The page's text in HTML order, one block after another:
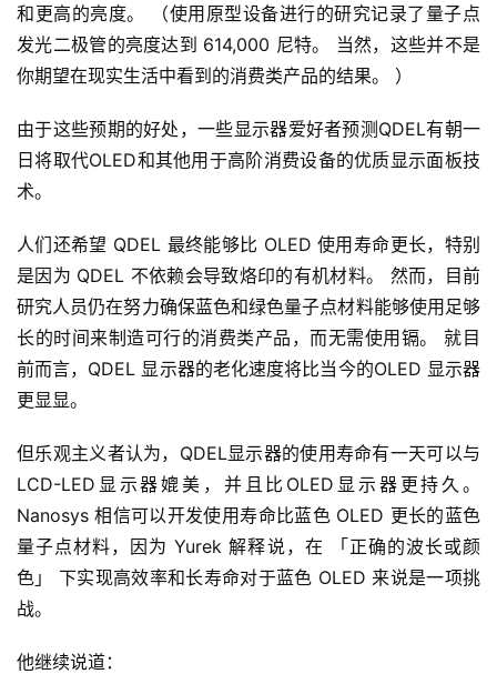
和更高的亮度。 （使用原型设备进行的研究记录了量子点
发光二极管的亮度达到 614,000 尼特。 当然，这些并不是
你期望在现实生活中看到的消费类产品的结果。 ）
由于这些预期的好处，一些显示器爱好者预测QDEL有朝一
日将取代OLED和其他用于高阶消费设备的优质显示面板技
术。
人们还希望 QDEL 最终能够比 OLED 使用寿命更长，特别
是因为 QDEL 不依赖会导致烙印的有机材料。 然而，目前
研究人员仍在努力确保蓝色和绿色量子点材料能够使用足够
长的时间来制造可行的消费类产品，而无需使用镉。 就目
前而言，QDEL 显示器的老化速度将比当今的OLED 显示器
更显显。
但乐观主义者认为，QDEL显示器的使用寿命有一天可以与
LCD-LED显示器媲美，并且比OLED显示器更持久。
Nanosys 相信可以开发使用寿命比蓝色 OLED 更长的蓝色
量子点材料，因为 Yurek 解释说，在 「正确的波长或颜
色」 下实现高效率和长寿命对于蓝色 OLED 来说是一项挑
战。
他继续说道：